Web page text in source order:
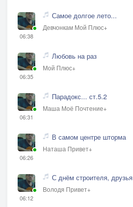
06:38
Самое долгое лето...
Девчонкам Мой Плюс+
06:35
Любовь на раз
Мой Плюс+
06:31
Парадокс... ст.5.2
Маша Моё Почтение+
06:26
В самом центре шторма
Наташа Привет+
06:12
С днём строителя, друзья
Володя Привет+